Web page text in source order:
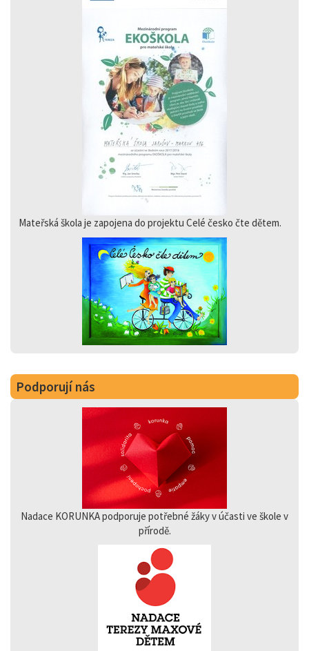
Mateřská škola je zapojena do projektu Celé česko čte dětem.
Podporují nás
Nadace KORUNKA podporuje potřebné žáky v účasti ve škole v
přírodě.